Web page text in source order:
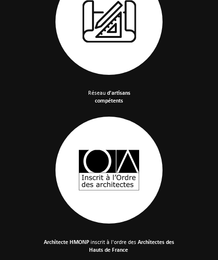
Réseaud'artisans
compétents
Architecte HMONPinscrit à l'ordre desArchitectes des
Hauts de France